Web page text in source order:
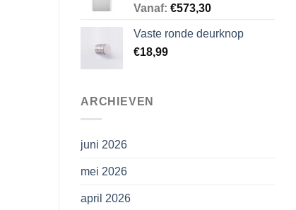
Vanaf: €573,30
Vaste ronde deurknop
€18,99
ARCHIEVEN
juni 2026
mei 2026
april 2026